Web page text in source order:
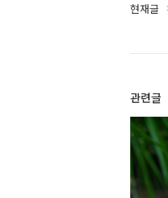
현재글
관련글